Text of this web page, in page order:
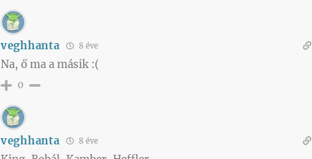
veghhanta 8 éve
Na, ő ma a másik :(
0
veghhanta 8 éve